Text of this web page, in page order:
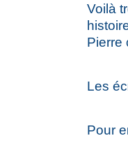
Voilà
Pierre
Les
Pour